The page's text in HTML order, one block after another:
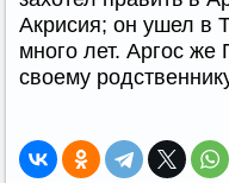
Акрисия; он ушел в
много лет. Аргос
своему